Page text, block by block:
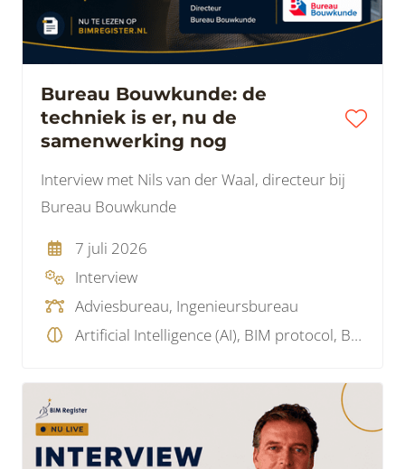
Bureau Bouwkunde: de
techniek is er, nu de
samenwerking nog
Interview met Nils van der Waal, directeur bij
Bureau Bouwkunde
7 juli 2026
Interview
Adviesbureau, Ingenieursbureau
Artificial Intelligence (AI), BIM protocol, BIM visie, Model checking, Projectmanagement